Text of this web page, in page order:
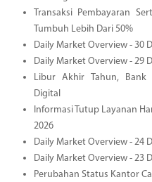
Transaksi Pembayaran
Tumbuh Lebih Dari 50%
Daily Market Overview - 30
Daily Market Overview - 29
Libur Akhir Tahun, Bank
Digital
Informasi Tutup Layanan
2026
Daily Market Overview - 24
Daily Market Overview - 23
Perubahan Status Kantor